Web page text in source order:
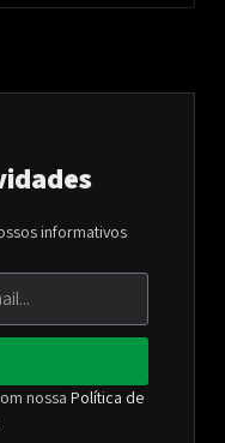
informativos
nossa Política de